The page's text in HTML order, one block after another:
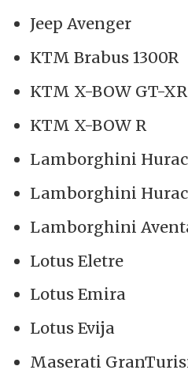
Jeep Avenger
KTM Brabus 1300R
KTM X-BOW GT-XR
KTM X-BOW R
Lamborghini
Lamborghini
Lamborghini
Lotus Eletre
Lotus Emira
Lotus Evija
Maserati